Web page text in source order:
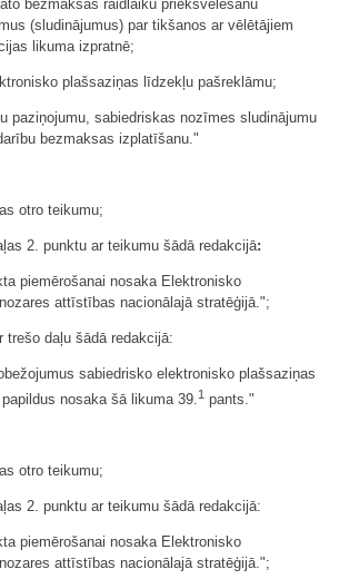
bezmaksas raidlaiku priekšvēlēšanu
(sludinājumus) par tikšanos ar vēlētājiem
likuma izpratnē;
plašsaziņas līdzekļu pašreklāmu;
paziņojumu, sabiedriskas nozīmes sludinājumu
bezmaksas izplatīšanu."
otro teikumu;
2. punktu ar teikumu šādā redakcijā:
piemērošanai nosaka Elektronisko
attīstības nacionālajā stratēģijā.";
trešo daļu šādā redakcijā:
sabiedrisko elektronisko plašsaziņas
nosaka šā likuma 39. 1 pants."
otro teikumu;
2. punktu ar teikumu šādā redakcijā:
piemērošanai nosaka Elektronisko
attīstības nacionālajā stratēģijā.";